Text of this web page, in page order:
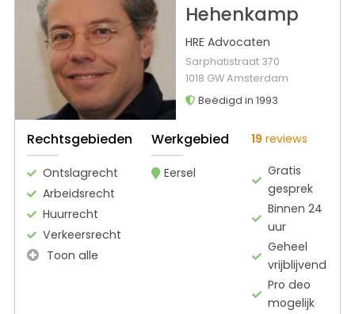
Hehenkamp
HRE Advocaten
Sarphatistraat 370
1018 GW Amsterdam
Beëdigd in 1993
Rechtsgebieden
Ontslagrecht
Arbeidsrecht
Huurrecht
Verkeersrecht
Toon alle
Werkgebied
Eersel
19 reviews
Gratis
gesprek
Binnen 24
uur
Geheel
vrijblijvend
Pro deo
mogelijk